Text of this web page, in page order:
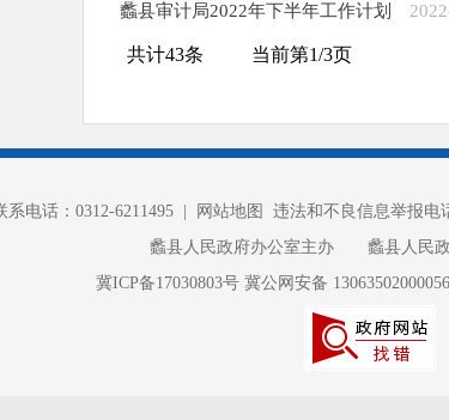
蠡县审计局2022年下半年工作计划
共计43条 当前第1/3页
电话：0312-6211495 | 网站地图
违法和不良信息举报电
蠡县人民政府办公室主办 蠡县人民政
冀ICP备17030803号 冀公网安备